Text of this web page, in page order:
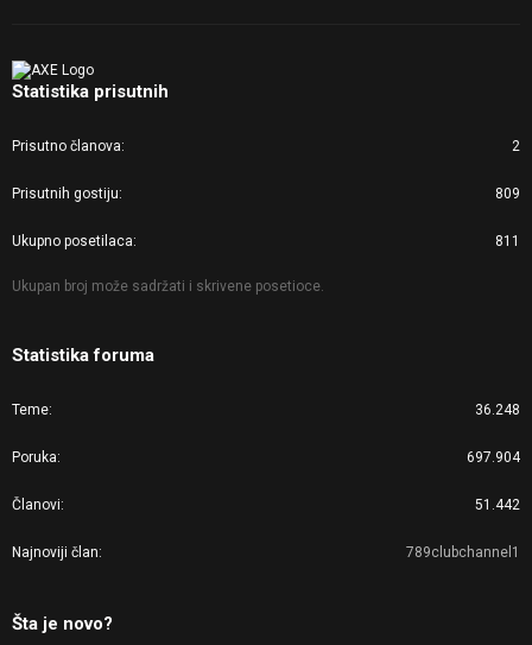
Statistika prisutnih
Prisutno članova 2
Prisutnih gostiju 809
Ukupno posetilaca 811
Ukupan broj može sadržati i skrivene posetioce.
Statistika foruma
Teme 36.248
Poruka 697.904
Članovi 51.442
Najnoviji član 789clubchannel1
Šta je novo?